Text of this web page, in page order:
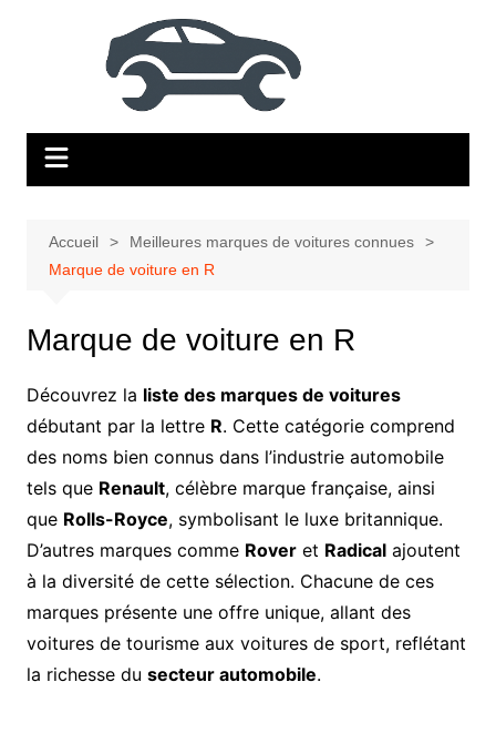
Accueil
Meilleures marques de voitures connues
Marque de voiture en R
Marque de voiture en R
Découvrez la liste des marques de voitures
débutant par la lettre R. Cette catégorie comprend
des noms bien connus dans l’industrie automobile
tels que Renault, célèbre marque française, ainsi
que Rolls-Royce, symbolisant le luxe britannique.
D’autres marques comme Roveret Radicalajoutent
à la diversité de cette sélection. Chacune de ces
marques présente une offre unique, allant des
voitures de tourisme aux voitures de sport, reflétant
la richesse du secteur automobile.